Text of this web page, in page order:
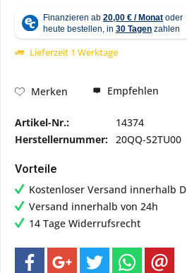
Lieferzeit 1 Werktage
Merken Empfehlen
Artikel-Nr.:
14374
Herstellernummer: 20QQ-S2TU00
Vorteile
Kostenloser Versand innerhalb D
Versand innerhalb von 24h
14 Tage Widerrufsrecht